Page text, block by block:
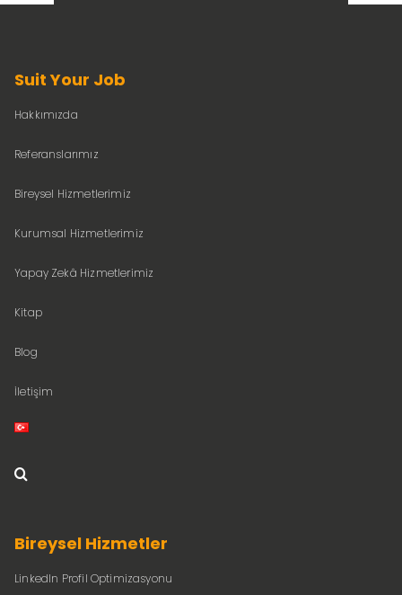
Suit Your Job
Hakkımızda
Referanslarımız
Bireysel Hizmetlerimiz
Kurumsal Hizmetlerimiz
Yapay Zekâ Hizmetlerimiz
Kitap
Blog
İletişim
Bireysel Hizmetler
LinkedIn Profil Optimizasyonu